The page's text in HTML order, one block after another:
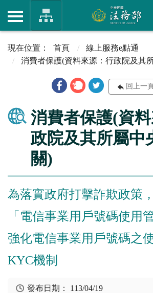
首頁
線上服務e點通
消費者保護(資料來源：行政院及其
回上一頁
消費者保護(資
政院及其所屬中
關)
為落實政府打擊詐欺政策
「電信事業用戶號碼使用
強化電信事業用戶號碼之
KYC機制
發布日期： 113/04/19